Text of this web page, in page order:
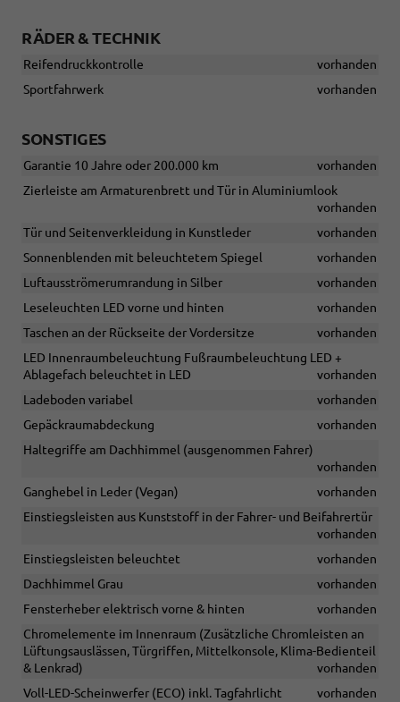
RÄDER & TECHNIK
Reifendruckkontrolle
vorhanden
Sportfahrwerk
vorhanden
SONSTIGES
Garantie 10 Jahre oder 200.000 km
vorhanden
Zierleiste am Armaturenbrett und Tür in Aluminiumlook
vorhanden
Tür und Seitenverkleidung in Kunstleder
vorhanden
Sonnenblenden mit beleuchtetem Spiegel
vorhanden
Luftausströmerumrandung in Silber
vorhanden
Leseleuchten LED vorne und hinten
vorhanden
Taschen an der Rückseite der Vordersitze
vorhanden
LED Innenraumbeleuchtung Fußraumbeleuchtung LED +
Ablagefach beleuchtet in LED
vorhanden
Ladeboden variabel
vorhanden
Gepäckraumabdeckung
vorhanden
Haltegriffe am Dachhimmel (ausgenommen Fahrer)
vorhanden
Ganghebel in Leder (Vegan)
vorhanden
Einstiegsleisten aus Kunststoff in der Fahrer- und Beifahrertür
vorhanden
Einstiegsleisten beleuchtet
vorhanden
Dachhimmel Grau
vorhanden
Fensterheber elektrisch vorne & hinten
vorhanden
Chromelemente im Innenraum (Zusätzliche Chromleisten an
Lüftungsauslässen, Türgriffen, Mittelkonsole, Klima-Bedienteil
& Lenkrad)
vorhanden
Voll-LED-Scheinwerfer (ECO) inkl. Tagfahrlicht
vorhanden